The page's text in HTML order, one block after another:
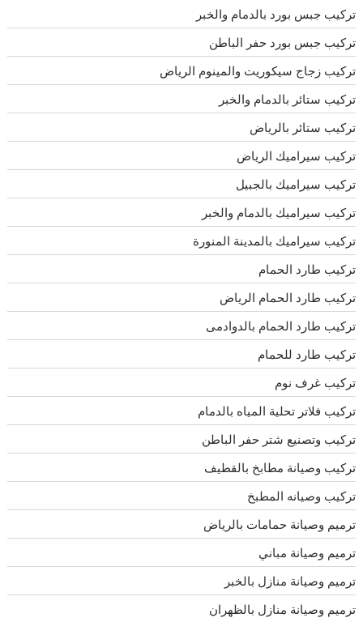
تركيب جبس بورد بالدمام والخبر
تركيب جبس بورد حفر الباطن
تركيب زجاج سيكوريت والمينوم الرياض
تركيب ستائر بالدمام والخبر
تركيب ستائر بالرياض
تركيب سيراميك الرياض
تركيب سيراميك بالجبيل
تركيب سيراميك بالدمام والخبر
تركيب سيراميك بالمدينة المنورة
تركيب طارد الحمام
تركيب طارد الحمام الرياض
تركيب طارد الحمام بالدوادمى
تركيب طارد للحمام
تركيب غرف نوم
تركيب فلاتر تحلية المياه بالدمام
تركيب وتصنيع شتر حفر الباطن
تركيب وصيانة مطابخ بالقطيف
تركيب وصيانه المطبخ
ترميم وصيانة حمامات بالرياض
ترميم وصيانة مباني
ترميم وصيانة منازل بالخبر
ترميم وصيانة منازل بالظهران